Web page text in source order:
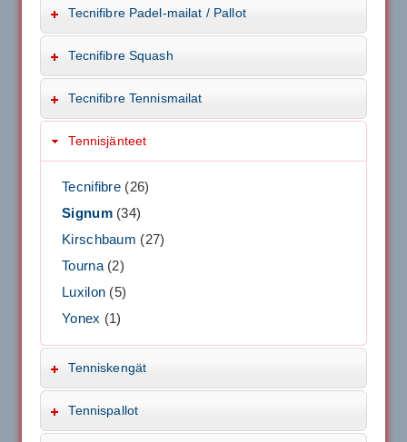
Tecnifibre Padel-mailat / Pallot
Tecnifibre Squash
Tecnifibre Tennismailat
Tennisjänteet
Tecnifibre (26)
Signum(34)
Kirschbaum (27)
Tourna(2)
Luxilon (5)
Yonex (1)
Tenniskengät
Tennispallot